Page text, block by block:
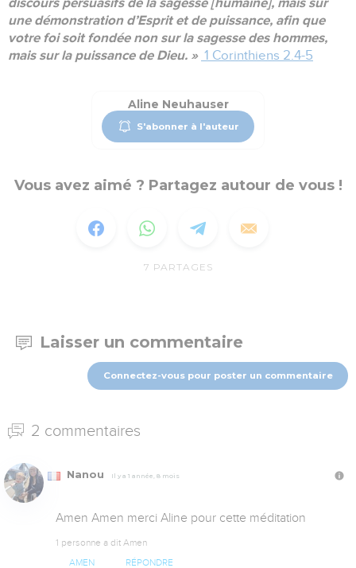
une démonstration d’Esprit et de puissance, afin que
votre foi soit fondée non sur la sagesse des hommes,
mais sur la puissance de Dieu. » 1 Corinthiens 2.4-5
Aline Neuhauser
S'abonner à l'auteur
Vous avez aimé ? Partagez autour de vous !
7 PARTAGES
Laisser un commentaire
Connectez-vous pour poster un commentaire
2 commentaires
Nanou Il y a 1 année, 8 mois
Amen Amen merci Aline pour cette méditation
1 personne a dit Amen
AMEN RÉPONDRE